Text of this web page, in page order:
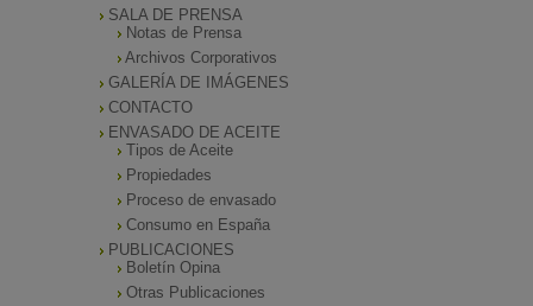
SALA DE PRENSA
Notas de Prensa
Archivos Corporativos
GALERÍA DE IMÁGENES
CONTACTO
ENVASADO DE ACEITE
Tipos de Aceite
Propiedades
Proceso de envasado
Consumo en España
PUBLICACIONES
Boletín Opina
Otras Publicaciones